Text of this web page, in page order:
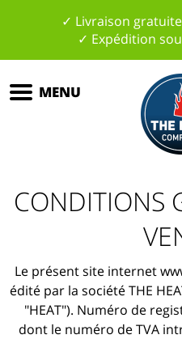
✓ Livraison
✓ Expédition
MENU
CONDITIONS
Le présent site internet
édité par la société THE
"HEAT"). Numéro de
dont le numéro de TVA